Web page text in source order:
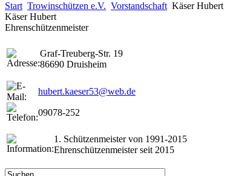
Start Trowinschützen e.V. Vorstandschaft Käser Hubert
Käser Hubert
Ehrenschützenmeister
Graf-Treuberg-Str. 19
86690 Druisheim
hubert.kaeser53@web.de
09078-252
1. Schützenmeister von 1991-2015
Ehrenschützenmeister seit 2015